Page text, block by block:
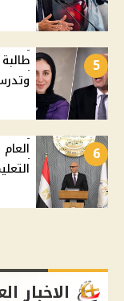
5
6
الاخبار